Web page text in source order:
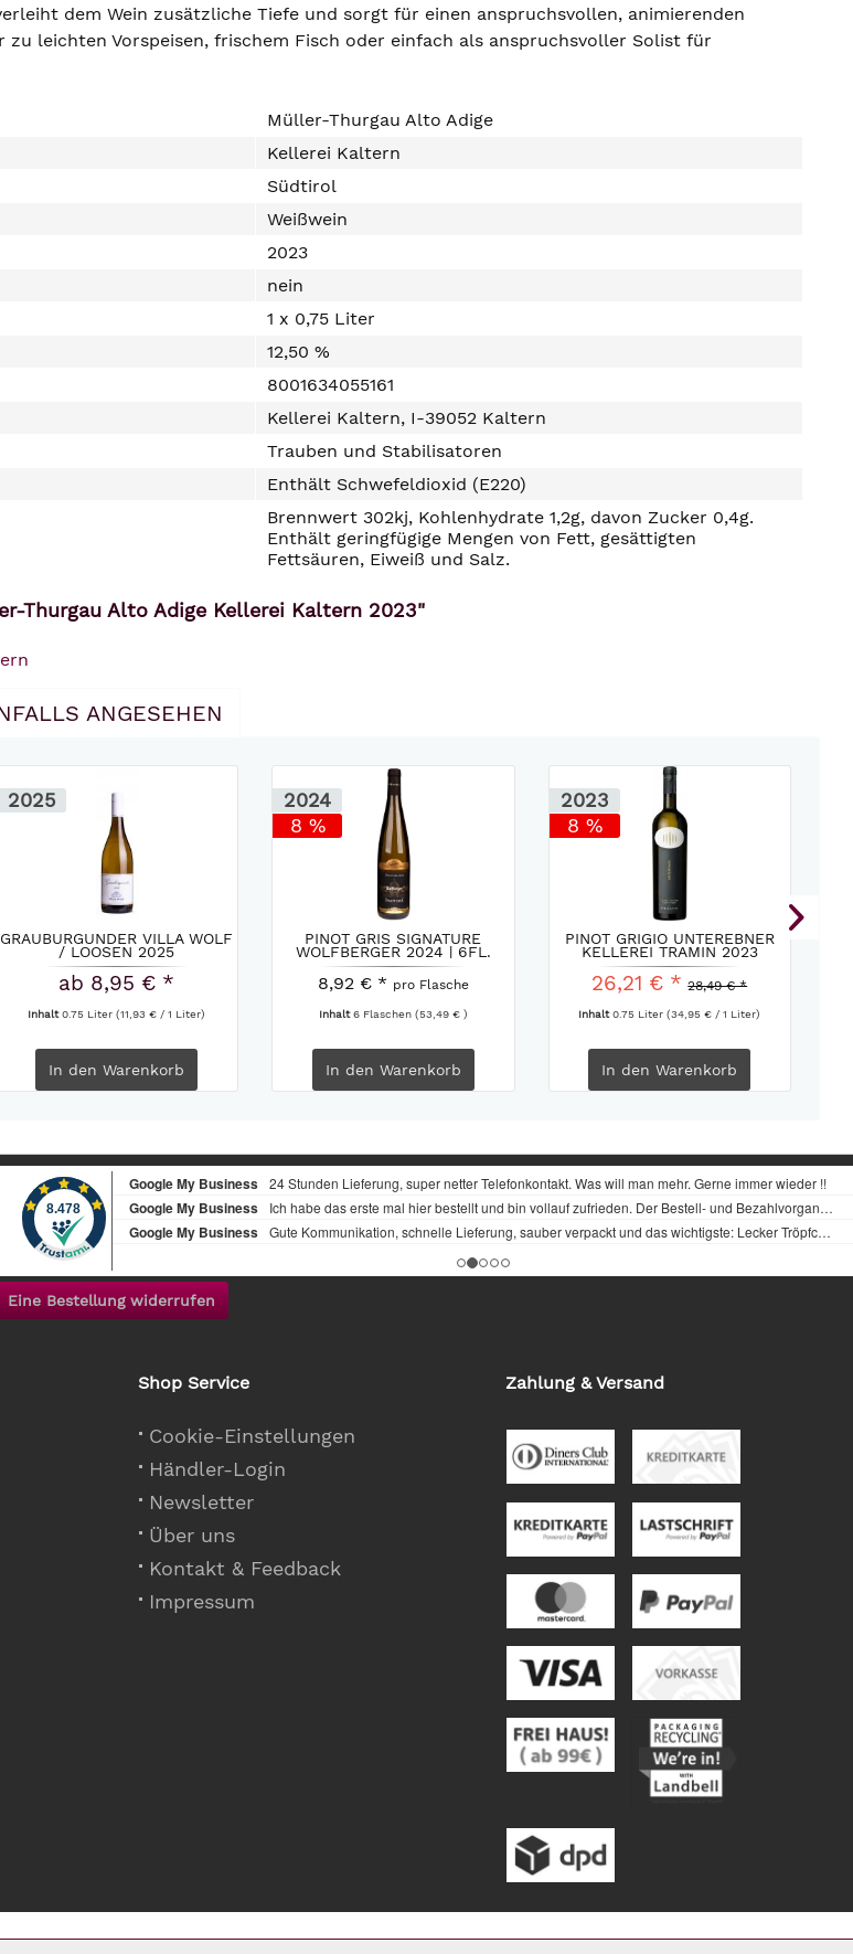
dem Wein zusätzliche Tiefe und sorgt für einen anspruchsvollen, animierenden
zu leichten Vorspeisen, frischem Fisch oder einfach als anspruchsvoller Solist für
Müller-Thurgau Alto Adige
Kellerei Kaltern
Südtirol
Weißwein
2023
nein
1 x 0,75 Liter
12,50 %
8001634055161
Kellerei Kaltern, I-39052 Kaltern
Trauben und Stabilisatoren
Enthält Schwefeldioxid (E220)
Brennwert 302kj, Kohlenhydrate 1,2g, davon Zucker 0,4g.
Enthält geringfügige Mengen von Fett, gesättigten
Fettsäuren, Eiweiß und Salz.
Thurgau Alto Adige Kellerei Kaltern 2023"
ANGESEHEN
2025
GRAUBURGUNDER VILLA WOLF
/ LOOSEN 2025
ab 8,95 € *
Inhalt0.75 Liter(11,93 € / 1 Liter)
In den Warenkorb
2024
8 %
PINOT GRIS SIGNATURE
WOLFBERGER 2024 | 6FL.
8,92 € * pro Flasche
Inhalt6 Flaschen (53,49 € )
In den Warenkorb
2023
8 %
PINOT GRIGIO UNTEREBNER
KELLEREI TRAMIN 2023
26,21 € * 28,49 € *
Inhalt0.75 Liter(34,95 € / 1 Liter)
In den Warenkorb
Eine Bestellung widerrufen
Shop Service
Cookie-Einstellungen
Händler-Login
Newsletter
Über uns
Kontakt & Feedback
Impressum
Zahlung & Versand